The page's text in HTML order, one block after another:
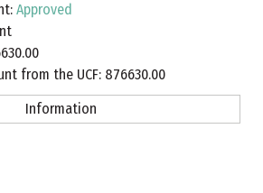
Approved
from the UCF: 876630.00
Information